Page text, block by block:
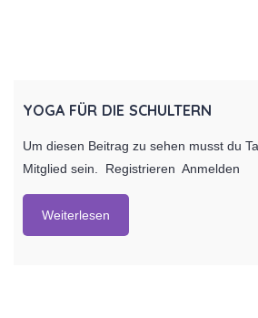
YOGA FÜR DIE SCHULTERN
Um diesen Beitrag zu sehen musst du
Mitglied sein. Registrieren Anmelden
Weiterlesen